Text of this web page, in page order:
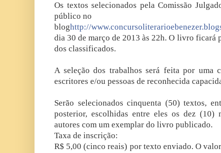
Os textos selecionados pela Comissão
público no
bloghttp://
dia 30 de março de 2013 às 22h. O livro ficará
dos classificados.
A seleção dos trabalhos será feita por uma
escritores e/ou pessoas de reconhecida
Serão selecionados cinquenta (50) textos,
posterior, escolhidas entre eles os dez (10)
autores com um exemplar do livro publicado.
Taxa de inscrição:
R$ 5,00 (cinco reais) por texto enviado. O